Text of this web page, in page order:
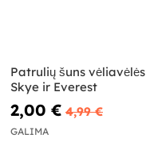
Patrulių šuns vėliavėlės
Skye ir Everest
2,00 € 4,99 €
GALIMA